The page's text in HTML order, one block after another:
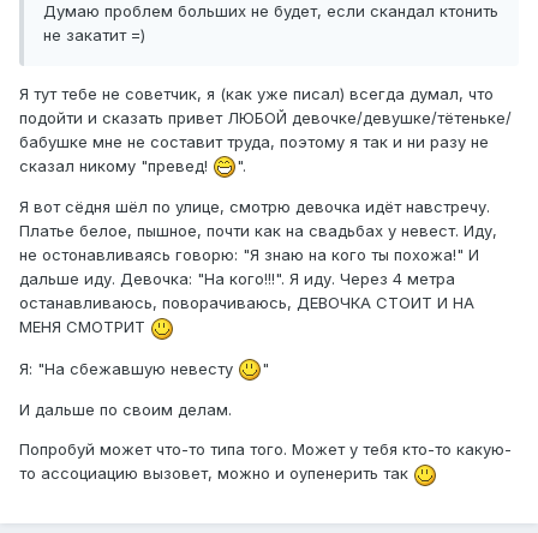
Думаю проблем больших не будет, если скандал ктонить
не закатит =)
Я тут тебе не советчик, я (как уже писал) всегда думал, что
подойти и сказать привет ЛЮБОЙ девочке/девушке/тётеньке/
бабушке мне не составит труда, поэтому я так и ни разу не
сказал никому "превед!
".
Я вот сёдня шёл по улице, смотрю девочка идёт навстречу.
Платье белое, пышное, почти как на свадьбах у невест. Иду,
не остонавливаясь говорю: "Я знаю на кого ты похожа!" И
дальше иду. Девочка: "На кого!!!". Я иду. Через 4 метра
останавливаюсь, поворачиваюсь, ДЕВОЧКА СТОИТ И НА
МЕНЯ СМОТРИТ
Я: "На сбежавшую невесту "
И дальше по своим делам.
Попробуй может что-то типа того. Может у тебя кто-то какую-
то ассоциацию вызовет, можно и оупенерить так